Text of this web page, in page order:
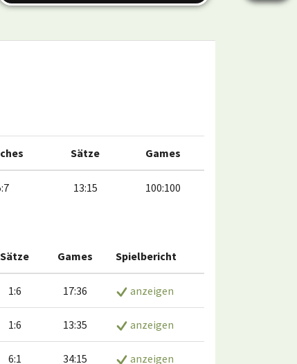
Sätze Games
13:15 100:100
Sätze Games Spielbericht
1:6 17:36 anzeigen
1:6 13:35 anzeigen
6:1 34:15 anzeigen